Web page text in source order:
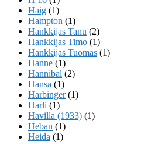
Haig (1)
Hampton (1)
Hankkijas Tanu (2)
Hankkijas Timo (1)
Hankkijas Tuomas (1)
Hanne (1)
Hannibal (2)
Hansa (1)
Harbinger(1)
Harli (1)
Havilla (1933) (1)
Heban (1)
Heida (1)